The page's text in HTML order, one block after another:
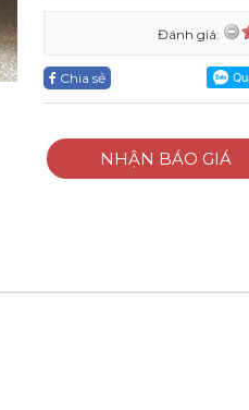
Đánh giá:
Chia sẻ
NHẬN BÁO GIÁ